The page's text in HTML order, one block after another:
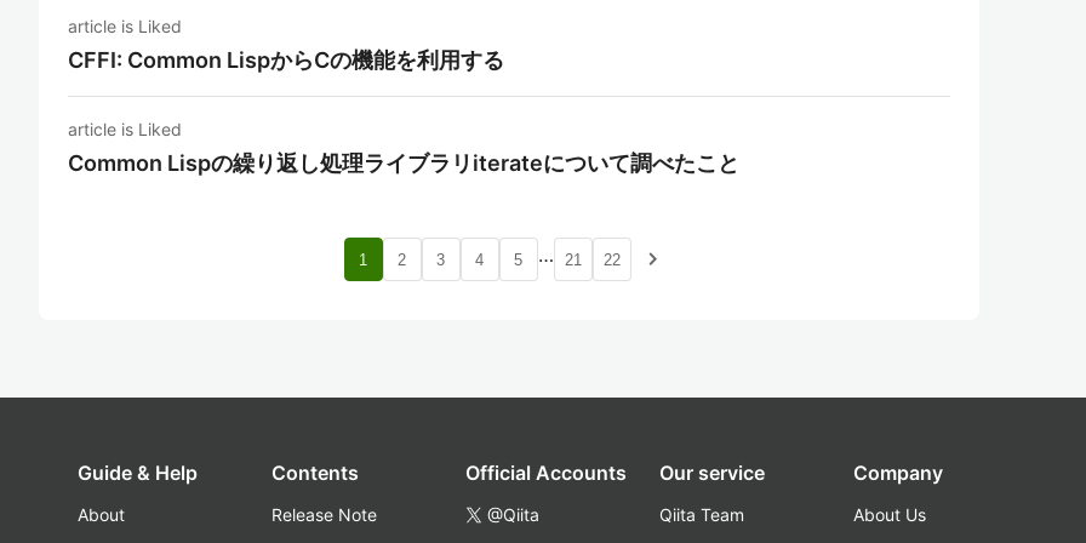
article is Liked
CFFI: Common LispからCの機能を利用する
article is Liked
Common Lispの繰り返し処理ライブラリiterateについて調べたこと
1 2 3 4 5 … 21 22 navigate_next
Guide & Help
About
Contents
Release Note
Official Accounts
@Qiita
Our service
Qiita Team
Company
About Us